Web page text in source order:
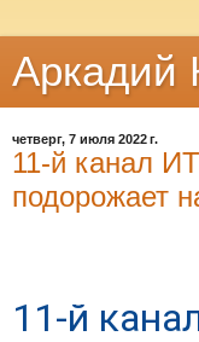
Аркадий
четверг, 7 июля 2022 г.
11-й канал
подорожает
11-й